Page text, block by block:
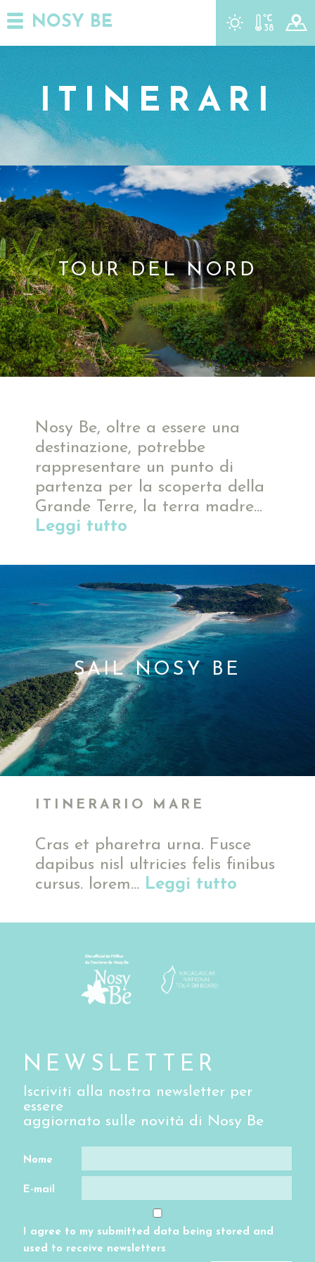
NOSY BE r t y
ITINERARI
TOUR DEL NORD
Nosy Be, oltre a essere una
destinazione, potrebbe
rappresentare un punto di
partenza per la scoperta della
Grande Terre, la terra madre...
Leggi tutto
SAIL NOSY BE
ITINERARIO MARE
Cras et pharetra urna. Fusce
dapibus nisl ultricies felis finibus
cursus. lorem... Leggi tutto
NEWSLETTER
Iscriviti alla nostra newsletter per
essere
aggiornato sulle novità di Nosy Be
Nome
E-mail
I agree to my submitted data being stored and
used to receive newsletters